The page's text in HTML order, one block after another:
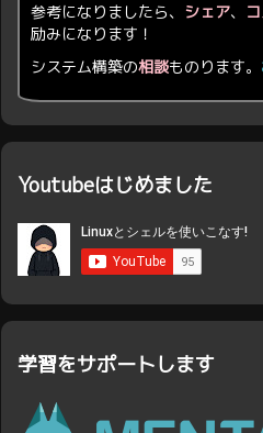
参考になりましたら、 シェア、
励みになります！
システム構築の相談ものります。
Youtubeはじめました
学習をサポートします